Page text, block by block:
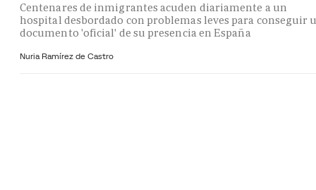
Centenares de inmigrantes acuden diariamente a un
hospital desbordado con problemas leves para conseguir
documento 'oficial' de su presencia en España
Nuria Ramírez de Castro